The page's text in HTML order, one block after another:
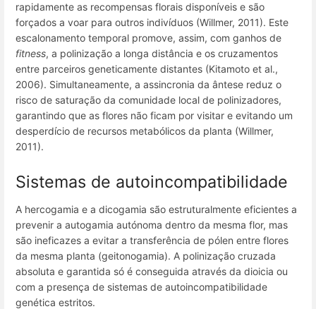
rapidamente as recompensas florais disponíveis e são
forçados a voar para outros indivíduos (Willmer, 2011). Este
escalonamento temporal promove, assim, com ganhos de
fitness, a polinização a longa distância e os cruzamentos
entre parceiros geneticamente distantes (Kitamoto et al.,
2006). Simultaneamente, a assincronia da ântese reduz o
risco de saturação da comunidade local de polinizadores,
garantindo que as flores não ficam por visitar e evitando um
desperdício de recursos metabólicos da planta (Willmer,
2011).
Sistemas de autoincompatibilidade
A hercogamia e a dicogamia são estruturalmente eficientes a
prevenir a autogamia autónoma dentro da mesma flor, mas
são ineficazes a evitar a transferência de pólen entre flores
da mesma planta (geitonogamia). A polinização cruzada
absoluta e garantida só é conseguida através da dioicia ou
com a presença de sistemas de autoincompatibilidade
genética estritos.